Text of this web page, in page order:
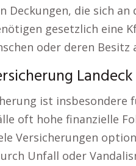
die sich
gesetzlich eine
oder deren Besitz
ist
oft hohe finanzielle
Versicherungen
Unfall oder